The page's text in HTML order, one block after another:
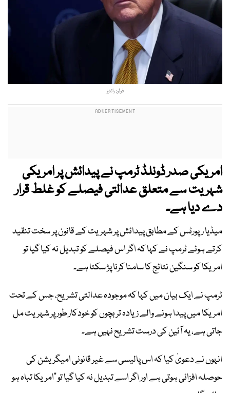
فوٹو: رائٹرز
امریکی صدر ڈونلڈ ٹرمپ نے پیدائش پر امریکی
شہریت سے متعلق عدالتی فیصلے کو غلط قرار
دے دیا ہے۔
میڈیا رپورٹس کے مطابق پیدائش پر شہریت کے قانون پر سخت تنقید
کرتے ہوئے ٹرمپ نے کہا کہ اگر اس فیصلے کو تبدیل نہ کیا گیا تو
امریکا کو سنگین نتائج کا سامنا کرنا پڑ سکتا ہے۔
ٹرمپ نے ایک بیان میں کہا کہ موجودہ عدالتی تشریح، جس کے تحت
امریکا میں پیدا ہونے والے زیادہ تر بچوں کو خودکار طور پر شہریت مل
جاتی ہے، یہ آئین کی درست تشریح نہیں ہے۔
انہوں نے دعویٰ کیا کہ اس پالیسی سے غیر قانونی امیگریشن کی
حوصلہ افزائی ہوتی ہے اور اگر اسے تبدیل نہ کیا گیا تو "امریکا تباہ ہو